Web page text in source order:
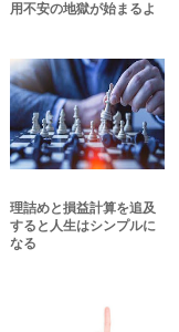
用不安の地獄が始まるよ
理詰めと損益計算を追及
すると人生はシンプルに
なる